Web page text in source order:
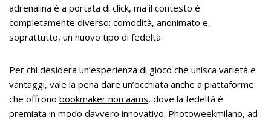
adrenalina è a portata di click, ma il contesto è
completamente diverso: comodità, anonimato e,
soprattutto, un nuovo tipo di fedeltà.
Per chi desidera un’esperienza di gioco che unisca varietà e
vantaggi, vale la pena dare un’occhiata anche a piattaforme
che offrono bookmaker non aams, dove la fedeltà è
premiata in modo davvero innovativo. Photoweekmilano, ad